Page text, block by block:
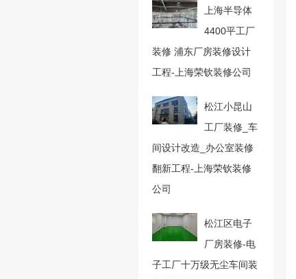
上海半导体
4400平工厂
装修 浦东厂房装修设计
工程-上海荣钦装修公司
松江小昆山
工厂装修_车
间设计改造_办公室装修
翻新工程-上海荣钦装修
公司
松江区电子
厂房装修-电
子工厂十万级无尘车间装